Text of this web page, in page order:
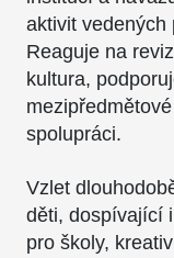
aktivit vedených
Reaguje na
kultura,
spolupráci.
Vzlet
děti, dospívající
pro školy,